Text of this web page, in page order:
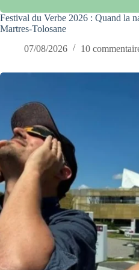
Festival du Verbe 2026 : Quand la
Martres-Tolosane
07/08/2026
10